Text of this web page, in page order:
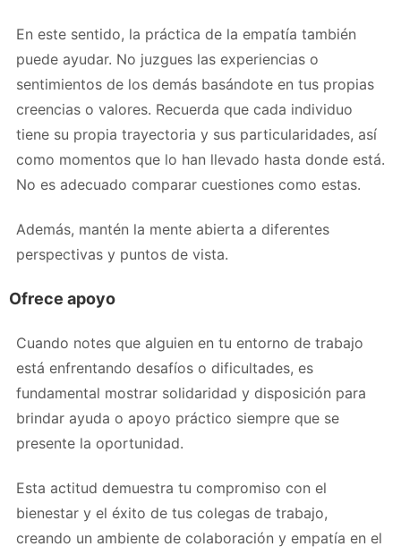
En este sentido, la práctica de la empatía también
puede ayudar. No juzgues las experiencias o
sentimientos de los demás basándote en tus propias
creencias o valores. Recuerda que cada individuo
tiene su propia trayectoria y sus particularidades, así
como momentos que lo han llevado hasta donde está.
No es adecuado comparar cuestiones como estas.
Además, mantén la mente abierta a diferentes
perspectivas y puntos de vista.
Ofrece apoyo
Cuando notes que alguien en tu entorno de trabajo
está enfrentando desafíos o dificultades, es
fundamental mostrar solidaridad y disposición para
brindar ayuda o apoyo práctico siempre que se
presente la oportunidad.
Esta actitud demuestra tu compromiso con el
bienestar y el éxito de tus colegas de trabajo,
creando un ambiente de colaboración y empatía en el